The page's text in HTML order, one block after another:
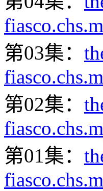
第03集：
第02集：
第01集：